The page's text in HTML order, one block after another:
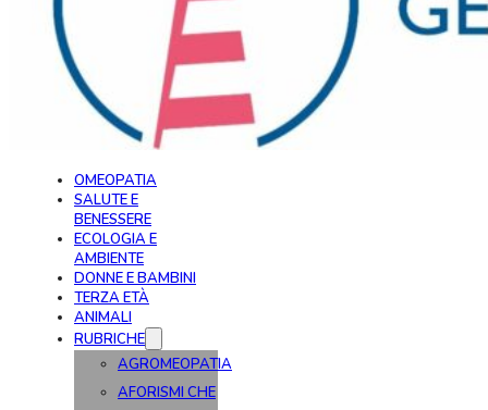
OMEOPATIA
SALUTE E
BENESSERE
ECOLOGIA E
AMBIENTE
DONNE E BAMBINI
TERZA ETÀ
ANIMALI
RUBRICHE
AGROMEOPATIA
AFORISMI CHE